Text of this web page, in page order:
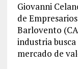
Giovanni
de
Barlovento
industria
mercado de